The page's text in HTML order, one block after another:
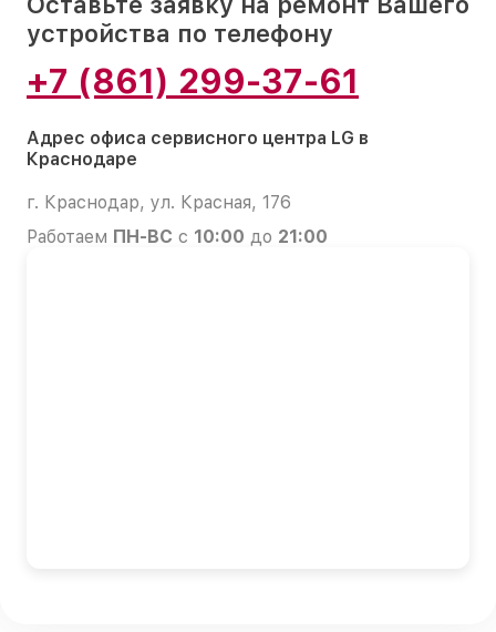
устройства по телефону
+7 (861) 299-37-61
Адрес офиса сервисного центра LG в
Краснодаре
г. Краснодар, ул. Красная, 176
Работаем ПН-ВС с 10:00 до 21:00